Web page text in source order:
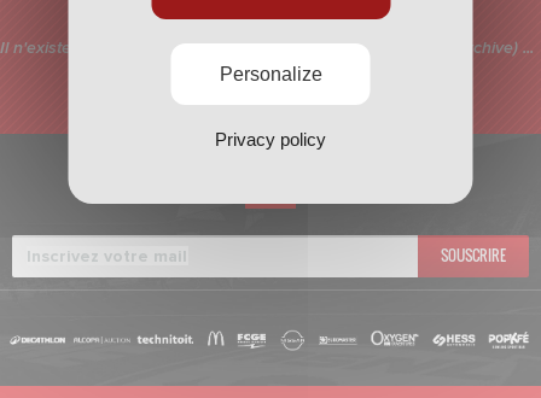
Il n'existe par d'article avec vos critères de gauche (Sujet et Archive) ...
SOUSCRIRE
Personalize
Privacy policy